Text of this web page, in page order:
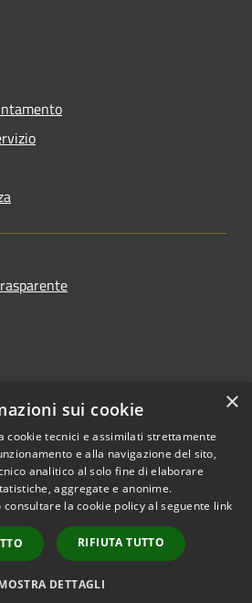
Copyright © 2026 • Comune di
Cattolica • Powered by
Municipium•
Accesso
redazione
×
sui cookie
cookie tecnici e assimilati strettamente
e alla navigazione del sito,
analitico al solo fine di elaborare
aggregate e anonime.
la cookie policy al seguente link
RIFIUTA TUTTO
DETTAGLI